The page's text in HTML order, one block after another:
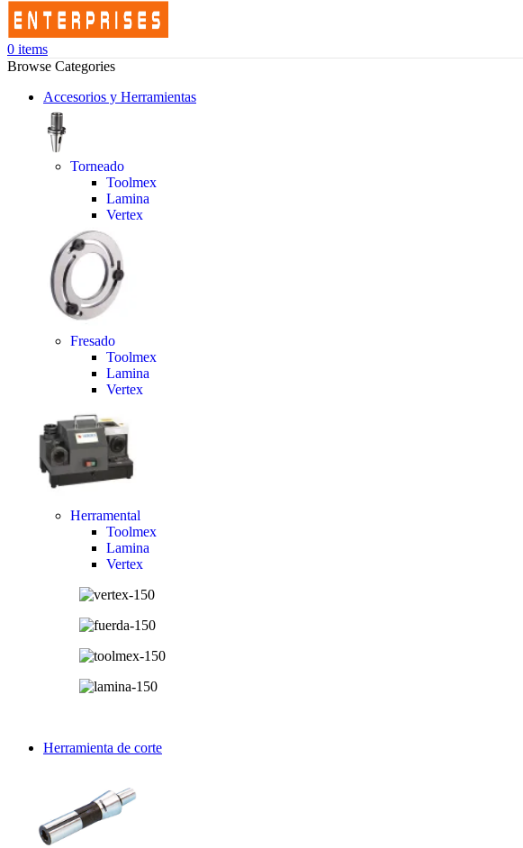
0 items
Browse Categories
Accesorios y Herramientas
Torneado
Toolmex
Lamina
Vertex
Fresado
Toolmex
Lamina
Vertex
Herramental
Toolmex
Lamina
Vertex
Herramienta de corte